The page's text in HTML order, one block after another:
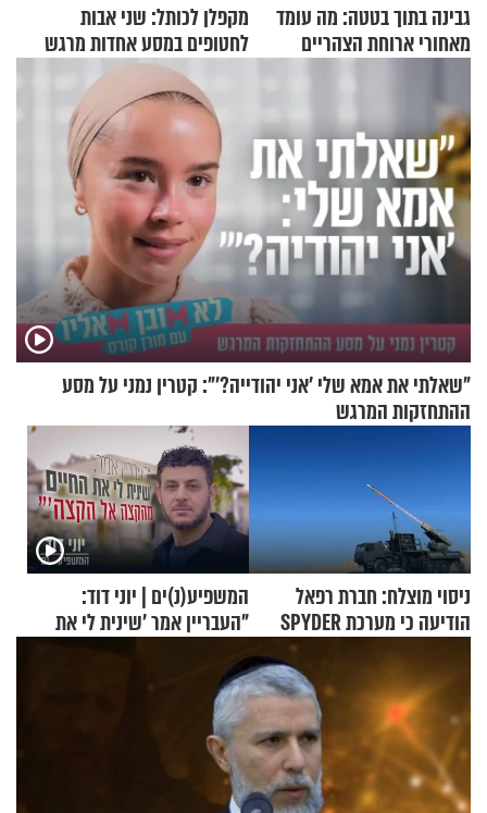
גבינה בתוך בטטה: מה עומד
מאחורי ארוחת הצהריים
מקפלן לכותל: שני אבות
לחטופים במסע אחדות מרגש
"שאלתי את אמא שלי 'אני יהודייה?'": קטרין נמני על מסע
ההתחזקות המרגש
ניסוי מוצלח: חברת רפאל
הודיעה כי מערכת SPYDER
המשפיע(נ)ים | יוני דוד:
"העבריין אמר 'שינית לי את
החיים מהקצה אל הקצה'"